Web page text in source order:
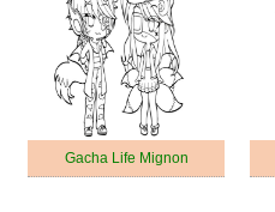
Gacha Life Mignon